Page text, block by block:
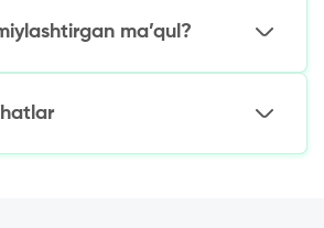
rasmiylashtirish
ma’qul?
banki)
jumlani taqqoslang